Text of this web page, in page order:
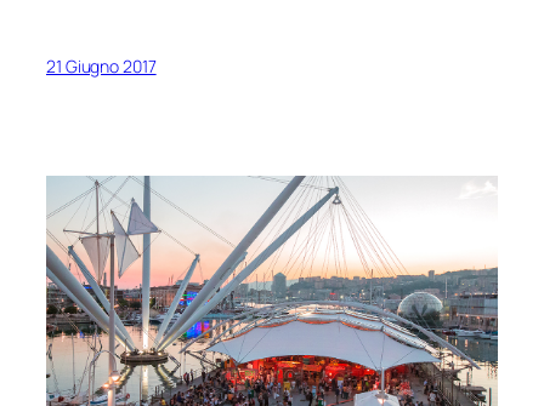
21 Giugno 2017